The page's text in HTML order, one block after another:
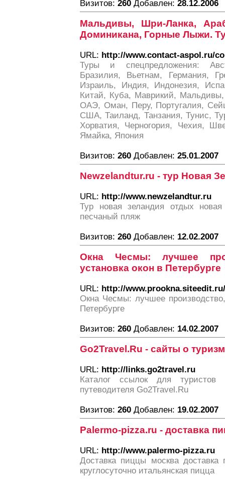
Визитов: 260 Добавлен: 28.12.2006
Мальдивы, Шри-Ланка,
Доминикана, Горные Лыжи.
URL: http://www.contact-aspol.ru/
Туры и спецпредложения:
Бразилия, Вьетнам, Германия,
Израиль, Индия, Индонезия,
Китай, Куба, Маврикий,
ОАЭ, Оман, Перу, Португалия,
США, Таиланд, Танзания, Тунис,
Хорватия, Черногория, Чехия,
Ямайка, Япония
Визитов: 260 Добавлен: 25.01.2007
Newzelandtur.ru - тур Новая
URL: http://www.newzelandtur.ru
Тур новая зеландия отдых
песчаный пляж
Визитов: 260 Добавлен: 12.02.2007
Окна Чесмы: лучшее
установка окон в Петербурге
URL: http://
Окна Чесмы: лучшее
Петербурге
Визитов: 260 Добавлен: 14.02.2007
Go2Travel.Ru - сайты о
URL: http://links.go2travel.ru
Каталог ссылок для туристов
путеводителя Go2Travel.Ru
Визитов: 260 Добавлен: 19.02.2007
Palermo-pizza.ru - доставка
URL: http://www.palermo-pizza.ru
Доставка пиццы москва
круглосуточно итальянская пицца